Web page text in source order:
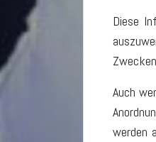
Diese
Auch
werden